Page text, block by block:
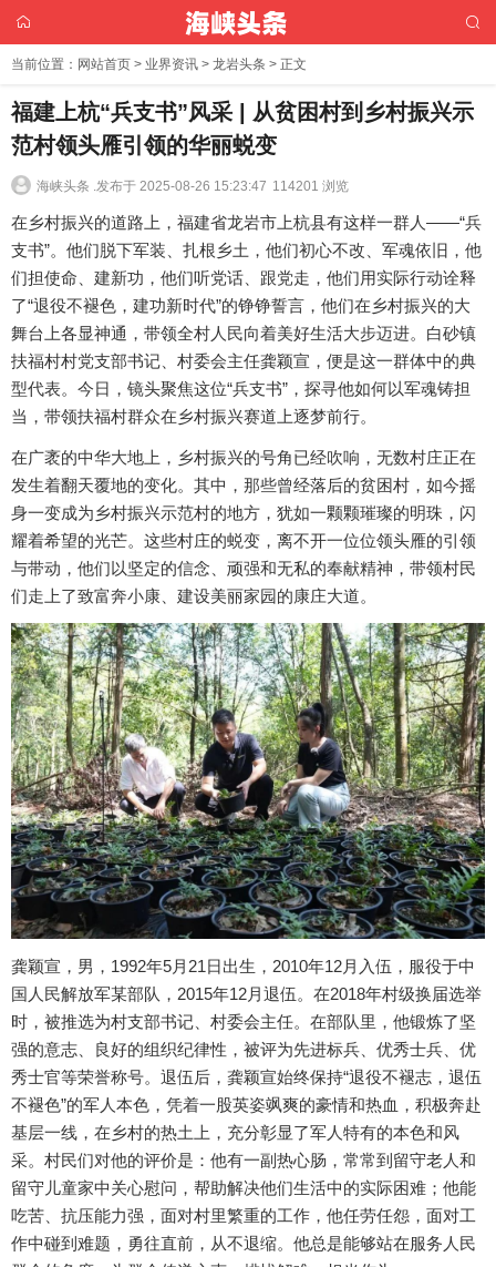
当前位置： 网站首页 > 业界资讯 > 龙岩头条 > 正文
福建上杭“兵支书”风采 | 从贫困村到乡村振兴示
范村领头雁引领的华丽蜕变
海峡头条 .发布于 2025-08-26 15:23:47 114201 浏览
在乡村振兴的道路上，福建省龙岩市上杭县有这样一群人——“兵
支书”。他们脱下军装、扎根乡土，他们初心不改、军魂依旧，他
们担使命、建新功，他们听党话、跟党走，他们用实际行动诠释
了“退役不褪色，建功新时代”的铮铮誓言，他们在乡村振兴的大
舞台上各显神通，带领全村人民向着美好生活大步迈进。白砂镇
扶福村村党支部书记、村委会主任龚颖宣，便是这一群体中的典
型代表。今日，镜头聚焦这位“兵支书”，探寻他如何以军魂铸担
当，带领扶福村群众在乡村振兴赛道上逐梦前行。
在广袤的中华大地上，乡村振兴的号角已经吹响，无数村庄正在
发生着翻天覆地的变化。其中，那些曾经落后的贫困村，如今摇
身一变成为乡村振兴示范村的地方，犹如一颗颗璀璨的明珠，闪
耀着希望的光芒。这些村庄的蜕变，离不开一位位领头雁的引领
与带动，他们以坚定的信念、顽强和无私的奉献精神，带领村民
们走上了致富奔小康、建设美丽家园的康庄大道。
龚颖宣，男，1992年5月21日出生，2010年12月入伍，服役于中
国人民解放军某部队，2015年12月退伍。在2018年村级换届选举
时，被推选为村支部书记、村委会主任。在部队里，他锻炼了坚
强的意志、良好的组织纪律性，被评为先进标兵、优秀士兵、优
秀士官等荣誉称号。退伍后，龚颖宣始终保持“退役不褪志，退伍
不褪色”的军人本色，凭着一股英姿飒爽的豪情和热血，积极奔赴
基层一线，在乡村的热土上，充分彰显了军人特有的本色和风
采。村民们对他的评价是：他有一副热心肠，常常到留守老人和
留守儿童家中关心慰问，帮助解决他们生活中的实际困难；他能
吃苦、抗压能力强，面对村里繁重的工作，他任劳任怨，面对工
作中碰到难题，勇往直前，从不退缩。他总是能够站在服务人民